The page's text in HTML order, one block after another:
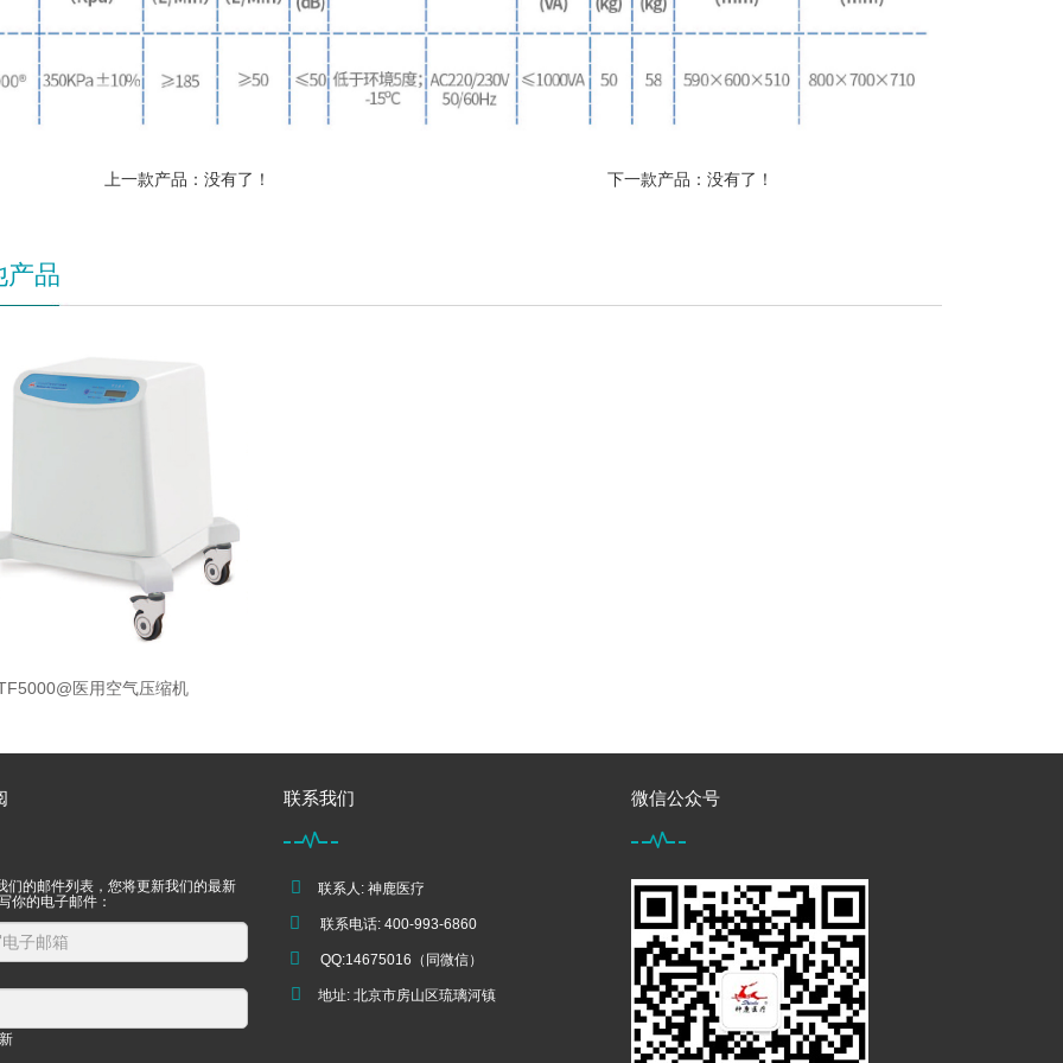
上一款产品：没有了！ 下一款产品：没有了！
产品
医用空气压缩机
们的邮件列表，您将更新我们的最新
你的电子邮件：
联系我们
联系人: 神鹿医疗
联系电话: 400-993-6860
QQ:14675016（同微信）
地址: 北京市房山区琉璃河镇
微信公众号